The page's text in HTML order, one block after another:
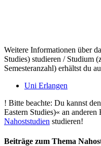
Weitere Informationen über
Studies) studieren / Studium
Semesteranzahl) erhältst du
Uni Erlangen
! Bitte beachte: Du kannst
Eastern Studies)« an
Nahoststudien studieren!
Beiträge zum Thema